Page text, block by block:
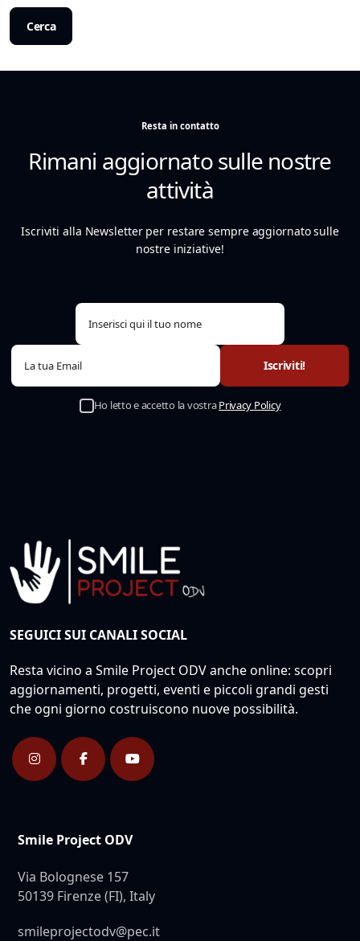
Cerca
Resta in contatto
Rimani aggiornato sulle nostre
attività
Iscriviti alla Newsletter per restare sempre aggiornato sulle
nostre iniziative!
Ho letto e accetto la vostraPrivacy Policy
SEGUICI SUI CANALI SOCIAL
Resta vicino a Smile Project ODV anche online: scopri
aggiornamenti, progetti, eventi e piccoli grandi gesti
che ogni giorno costruiscono nuove possibilità.
Smile Project ODV
Via Bolognese 157
50139 Firenze (FI), Italy
smileprojectodv@pec.it